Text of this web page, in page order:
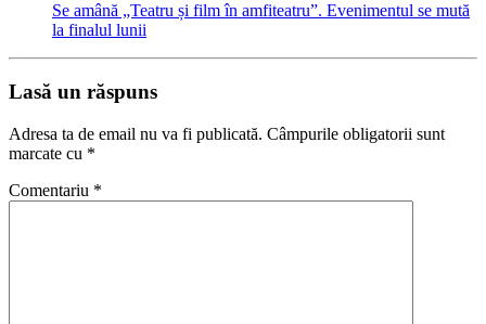
Se amână „Teatru și film în amfiteatru”. Evenimentul se mută
la finalul lunii
Lasă un răspuns
Adresa ta de email nu va fi publicată. Câmpurile obligatorii sunt
marcate cu *
Comentariu *